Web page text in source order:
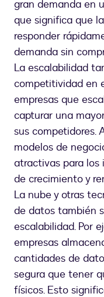
gran demanda en
que significa que
responder
demanda sin
La escalabilidad
competitividad en
empresas que
capturar una
sus competidores.
modelos de
atractivas para los
de crecimiento y
La nube y otras
de datos también
escalabilidad. Por
empresas
cantidades de
segura que tener
físicos. Esto